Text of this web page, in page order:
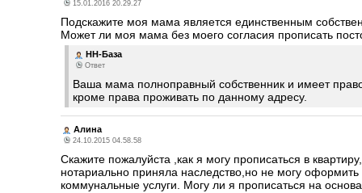
15.01.2016 20.29.27
Подскажите моя мама является единственным
Может ли моя мама без моего согласия прописать
НН-База
Ответ
Ваша мама полноправный собственник и имеет
кроме права проживать по данному адресу.
Алина
24.10.2015 04.58.58
Скажите пожалуйста ,как я могу прописаться в
нотариально приняла наследство,но не могу
коммунальные услуги. Могу ли я прописаться на